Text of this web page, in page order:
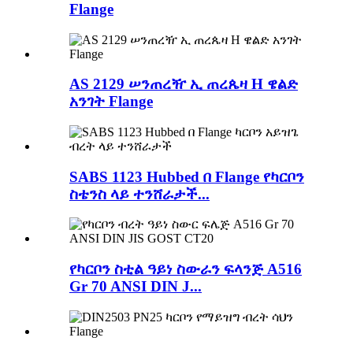
Flange
AS 2129 ሠንጠረዥ ኢ ጠረጴዛ H ዌልድ
አንገት Flange
SABS 1123 Hubbed በ Flange የካርቦን
ስቴንስ ላይ ተንሸራታች...
የካርቦን ስቲል ዓይነ ስውራን ፍላንጅ A516
Gr 70 ANSI DIN J...